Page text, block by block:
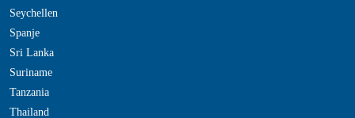
Seychellen
Spanje
Sri Lanka
Suriname
Tanzania
Thailand